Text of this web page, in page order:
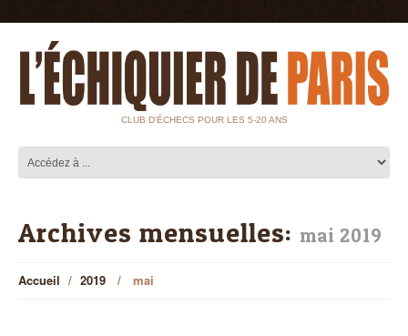
CLUB D'ÉCHECS POUR LES 5-20 ANS
Archives mensuelles: mai 2019
Accueil 2019 mai